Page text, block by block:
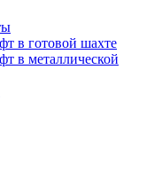
в готовой шахте
в металлической